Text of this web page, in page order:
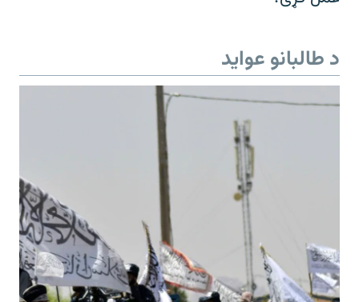
د طالبانو عواید